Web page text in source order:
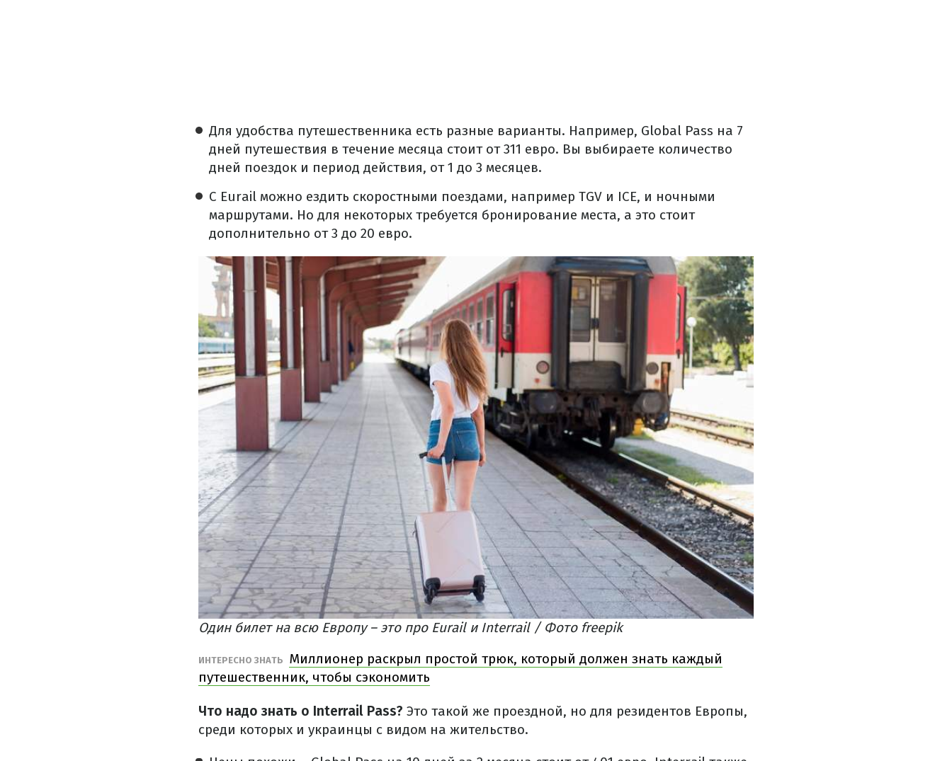
Для удобства путешественника есть разные варианты. Например, Global Pass на 7
дней путешествия в течение месяца стоит от 311 евро. Вы выбираете количество
дней поездок и период действия, от 1 до 3 месяцев.
С Eurail можно ездить скоростными поездами, например TGV и ICE, и ночными
маршрутами. Но для некоторых требуется бронирование места, а это стоит
дополнительно от 3 до 20 евро.
Один билет на всю Европу – это про Eurail и Interrail / Фото freepik
ИНТЕРЕСНО ЗНАТЬ
Миллионер раскрыл простой трюк, который должен знать каждый
путешественник, чтобы сэкономить
Что надо знать о Interrail Pass? Это такой же проездной, но для резидентов Европы,
среди которых и украинцы с видом на жительство.